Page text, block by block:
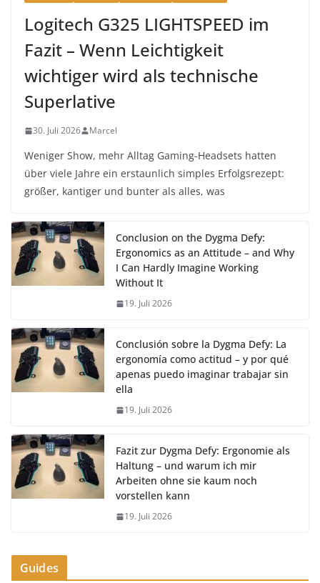
Logitech G325 LIGHTSPEED im
Fazit – Wenn Leichtigkeit
wichtiger wird als technische
Superlative
30. Juli 2026 Marcel
Weniger Show, mehr Alltag Gaming-Headsets hatten
über viele Jahre ein erstaunlich simples Erfolgsrezept:
größer, kantiger und bunter als alles, was
Conclusion on the Dygma Defy:
Ergonomics as an Attitude – and Why
I Can Hardly Imagine Working
Without It
19. Juli 2026
Conclusión sobre la Dygma Defy: La
ergonomía como actitud – y por qué
apenas puedo imaginar trabajar sin
ella
19. Juli 2026
Fazit zur Dygma Defy: Ergonomie als
Haltung – und warum ich mir
Arbeiten ohne sie kaum noch
vorstellen kann
19. Juli 2026
Guides